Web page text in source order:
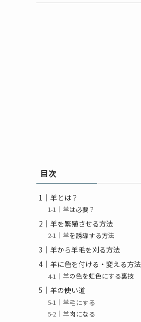
目次
羊とは？
羊は必要？
羊を繁殖させる方法
羊を誘導する方法
羊から羊毛を刈る方法
羊に色を付ける・変える方法
羊の色を虹色にする裏技
羊の使い道
羊毛にする
羊肉になる